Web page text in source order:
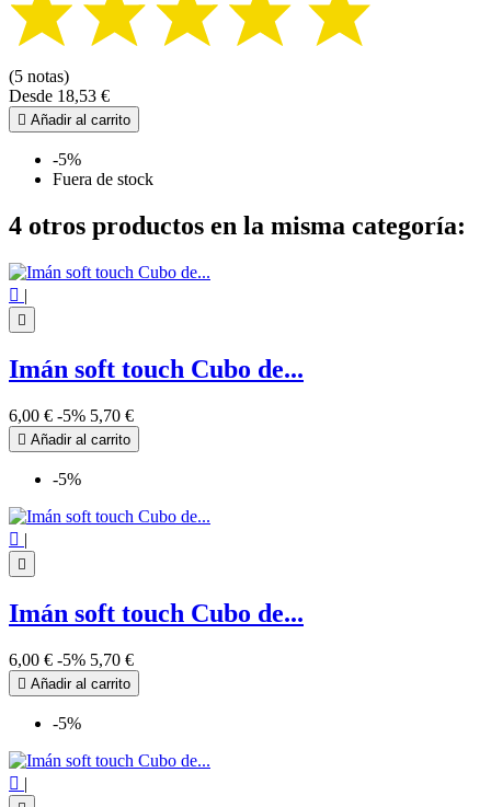
(5 notas)
Desde 18,53 €
 Añadir al carrito
-5%
Fuera de stock
4 otros productos en la misma categoría:
 |

Imán soft touch Cubo de...
6,00 € -5% 5,70 €
 Añadir al carrito
-5%
 |

Imán soft touch Cubo de...
6,00 € -5% 5,70 €
 Añadir al carrito
-5%
 |